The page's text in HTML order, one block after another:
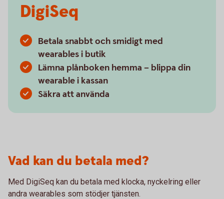
DigiSeq
Betala snabbt och smidigt med
wearables i butik
Lämna plånboken hemma – blippa din
wearable i kassan
Säkra att använda
Vad kan du betala med?
Med DigiSeq kan du betala med klocka, nyckelring eller
andra wearables som stödjer tjänsten.